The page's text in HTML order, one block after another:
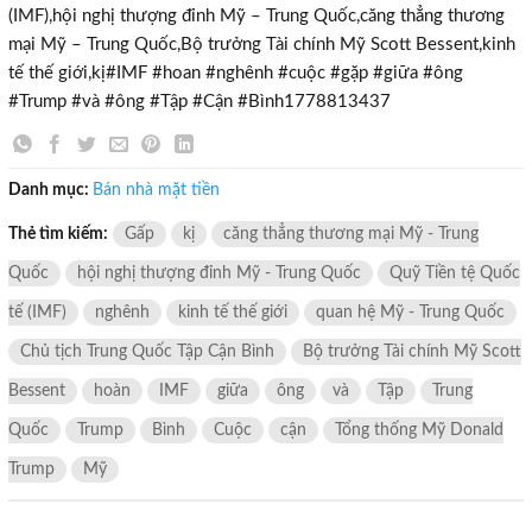
TƯ VẤN MIỄN PHÍ
Với hơn 1000 căn nhà và 50 sales thân thiện, nhiệt tình,
chúng tôi sẽ giúp bạn tìm được BĐS ưng ý!
(IMF),hội nghị thượng đỉnh Mỹ – Trung Quốc,căng thẳng thương
mại Mỹ – Trung Quốc,Bộ trưởng Tài chính Mỹ Scott Bessent,kinh
tế thế giới,kị#IMF #hoan #nghênh #cuộc #gặp #giữa #ông
#Trump #và #ông #Tập #Cận #Bình1778813437
Danh mục: Bán nhà mặt tiền
Thẻ tìm kiếm: Gấp kị căng thẳng thương mại Mỹ - Trung
Quốc hội nghị thượng đỉnh Mỹ - Trung Quốc Quỹ Tiền tệ Quốc
tế (IMF) nghênh kinh tế thế giới quan hệ Mỹ - Trung Quốc
Chủ tịch Trung Quốc Tập Cận Bình Bộ trưởng Tài chính Mỹ Scott
Bessent hoàn IMF giữa ông và Tập Trung
Quốc Trump Bình Cuộc cận Tổng thống Mỹ Donald
Trump Mỹ